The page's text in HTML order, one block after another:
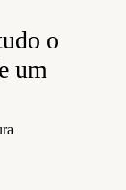
o
um